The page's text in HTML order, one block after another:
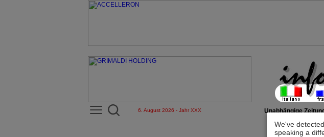
We've
speaking a
6. August 2026 - Jahr XXX Unabhängige